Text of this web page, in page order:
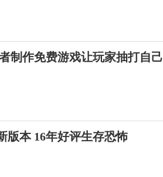
制作免费游戏让玩家抽打自己
版本 16年好评生存恐怖